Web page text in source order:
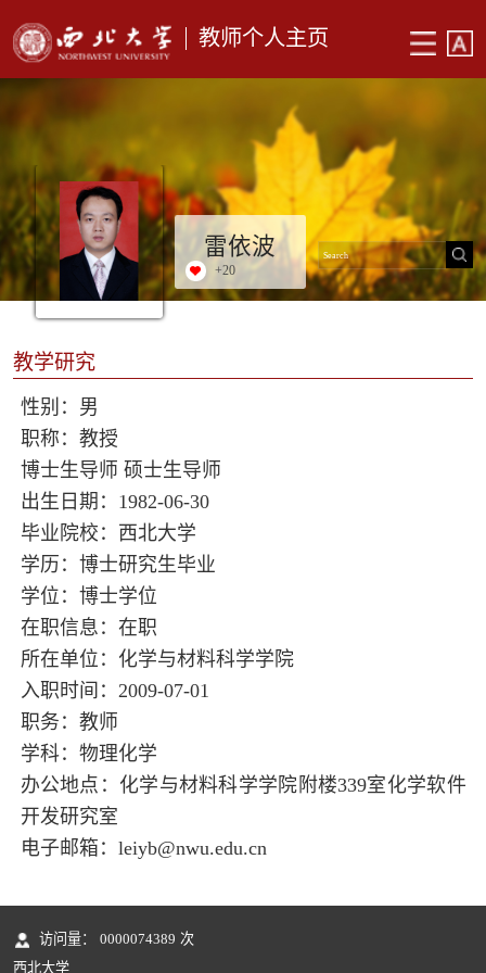
教师个人主页
雷依波
+20
教学研究
性别：男
职称：教授
博士生导师 硕士生导师
出生日期：1982-06-30
毕业院校：西北大学
学历：博士研究生毕业
学位：博士学位
在职信息：在职
所在单位：化学与材料科学学院
入职时间：2009-07-01
职务：教师
学科：物理化学
办公地点：化学与材料科学学院附楼339室化学软件
开发研究室
电子邮箱： leiyb@nwu.edu.cn
访问量： 0000074389 次
西北大学